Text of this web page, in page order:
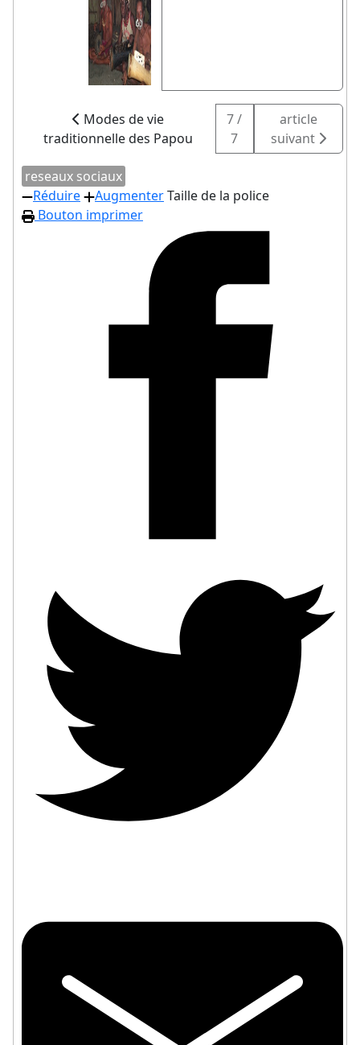
Modes de vie
traditionnelle des Papou
7 /
7
article
suivant
reseaux sociaux
Réduire
AugmenterTaille de la police
Bouton imprimer